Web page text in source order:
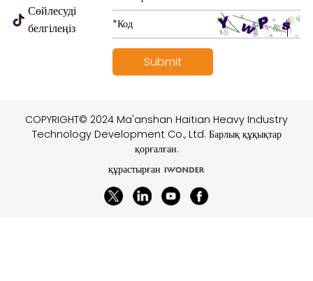
Сөйлесуді
белгілеңіз
COPYRIGHT© 2024 Ma'anshan Haitian Heavy Industry
Technology Development Co., Ltd. Барлық құқықтар
қорғалған.
құрастырған